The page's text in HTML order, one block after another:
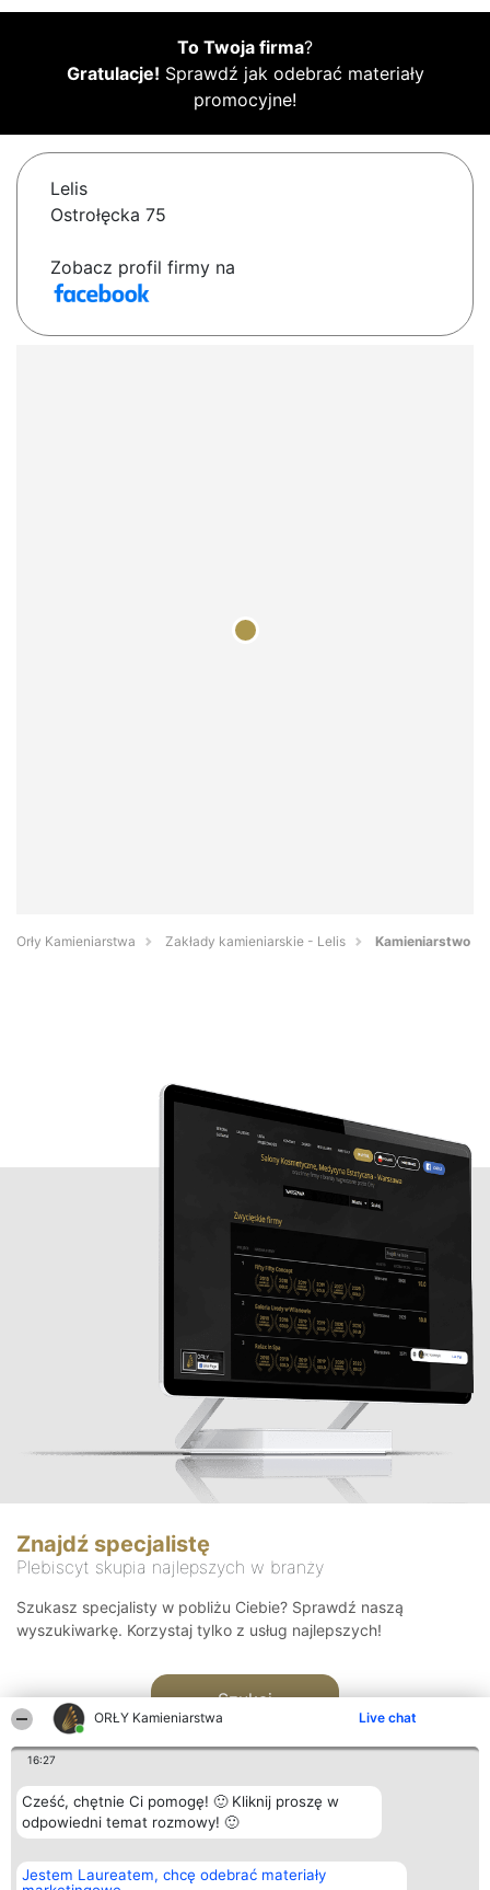
ORŁY Kamieniarstwa Live chat
16:27
Cześć, chętnie Ci pomogę! 🙂 Kliknij proszę w
odpowiedni temat rozmowy! 🙂
Jestem Laureatem, chcę odebrać materiały
To Twoja firma?
Gratulacje! Sprawdź jak odebrać materiały
promocyjne!
Lelis
Ostrołęcka 75
Zobacz profil firmy na
Orły Kamieniarstwa Zakłady kamieniarskie - Lelis Kamieniarstwo
Znajdź specjalistę
Plebiscyt skupia najlepszych w branży
Szukasz specjalisty w pobliżu Ciebie? Sprawdź naszą
wyszukiwarkę. Korzystaj tylko z usług najlepszych!
Szukaj
Organizator plebiscytu
Bright Side Solutions sp. z o.
Plebiscyt
Laureaci
Kontakt
Kontakt